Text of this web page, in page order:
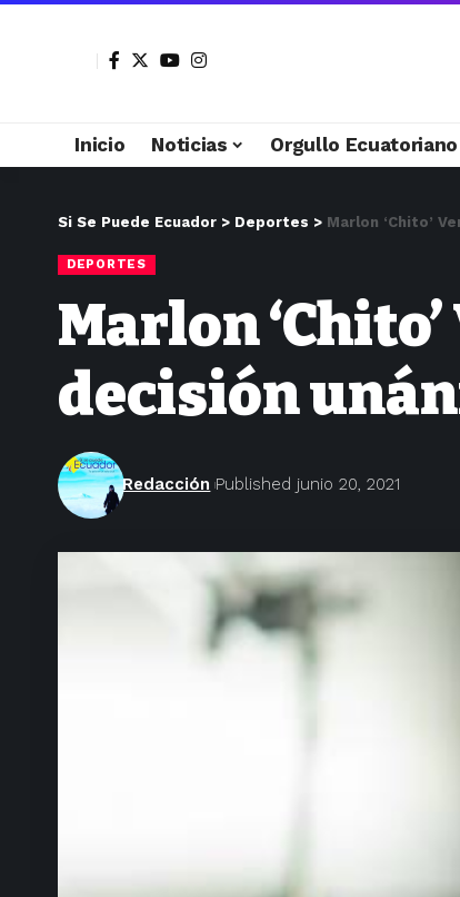
Inicio Noticias Orgullo Ecuatoriano
Si Se Puede Ecuador > Deportes > Marlon ‘Chito’
DEPORTES
Marlon
decisión
Redacción Published junio 20, 2021